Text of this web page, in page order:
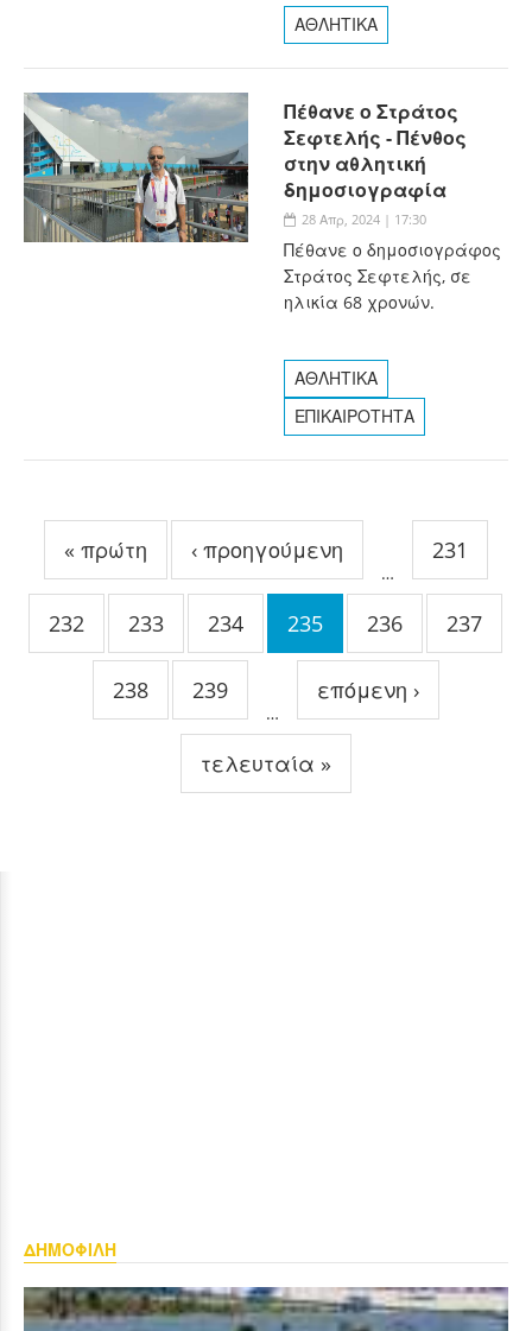
ΑΘΛΗΤΙΚΑ
Πέθανε ο Στράτος
Σεφτελής - Πένθος
στην αθλητική
δημοσιογραφία
28 Απρ, 2024 | 17:30
Πέθανε ο δημοσιογράφος
Στράτος Σεφτελής, σε
ηλικία 68 χρονών.
ΑΘΛΗΤΙΚΑ
ΕΠΙΚΑΙΡΟΤΗΤΑ
« πρώτη ‹ προηγούμενη
…
231
232 233 234 235 236 237
238 239
…
επόμενη ›
τελευταία »
ΔΗΜΟΦΙΛΗ